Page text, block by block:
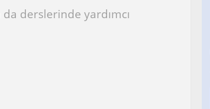
derslerinde yardımcı